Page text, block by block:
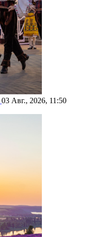
03 Авг., 2026, 11:50